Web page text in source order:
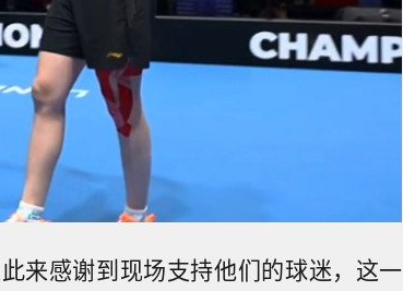
来感谢到现场支持他们的球迷，这一